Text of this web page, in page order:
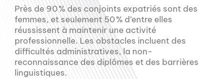
Près de 90 % des conjoints expatriés sont des
femmes, et seulement 50 % d’entre elles
réussissent à maintenir une activité
professionnelle. Les obstacles incluent des
difficultés administratives, la non-
reconnaissance des diplômes et des barrières
linguistiques.